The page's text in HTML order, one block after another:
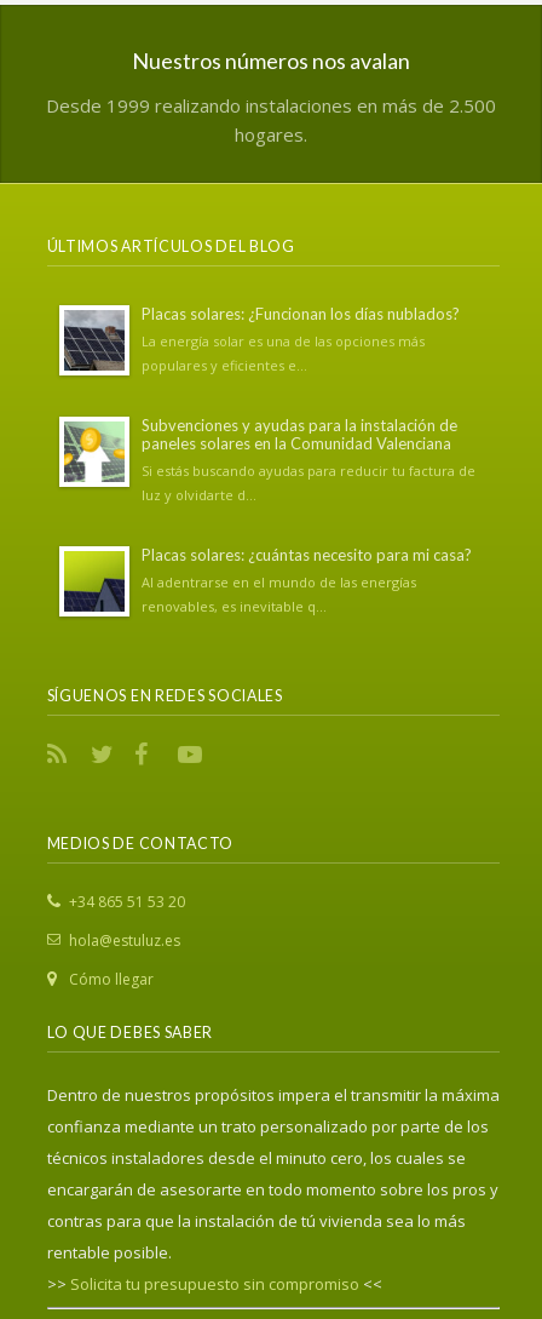
Nuestros números nos avalan
Desde 1999 realizando instalaciones en más de 2.500
hogares.
ÚLTIMOS ARTÍCULOS DEL BLOG
Placas solares: ¿Funcionan los días nublados?
La energía solar es una de las opciones más
populares y eficientes e...
Subvenciones y ayudas para la instalación de
paneles solares en la Comunidad Valenciana
Si estás buscando ayudas para reducir tu factura de
luz y olvidarte d...
Placas solares: ¿cuántas necesito para mi casa?
Al adentrarse en el mundo de las energías
renovables, es inevitable q...
SÍGUENOS EN REDES SOCIALES
MEDIOS DE CONTACTO
‎+34 865 51 53 20
hola@estuluz.es
Cómo llegar
LO QUE DEBES SABER
Dentro de nuestros propósitos impera el transmitir la máxima
confianza mediante un trato personalizado por parte de los
técnicos instaladores desde el minuto cero, los cuales se
encargarán de asesorarte en todo momento sobre los pros y
contras para que la instalación de tú vivienda sea lo más
rentable posible.
>> Solicita tu presupuesto sin compromiso <<